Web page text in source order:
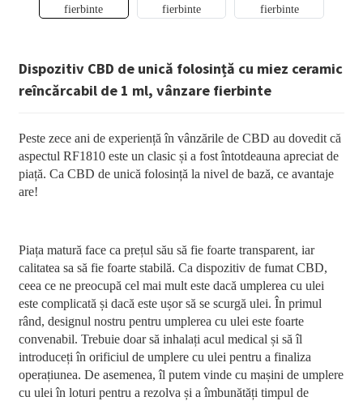
Dispozitiv CBD de unică folosință cu miez ceramic
reîncărcabil de 1 ml, vânzare fierbinte
Peste zece ani de experiență în vânzările de CBD au dovedit că
aspectul RF1810 este un clasic și a fost întotdeauna apreciat de
piață. Ca CBD de unică folosință la nivel de bază, ce avantaje
are!
Piața matură face ca prețul său să fie foarte transparent, iar
calitatea sa să fie foarte stabilă. Ca dispozitiv de fumat CBD,
ceea ce ne preocupă cel mai mult este dacă umplerea cu ulei
este complicată și dacă este ușor să se scurgă ulei. În primul
rând, designul nostru pentru umplerea cu ulei este foarte
convenabil. Trebuie doar să inhalați acul medical și să îl
introduceți în orificiul de umplere cu ulei pentru a finaliza
operațiunea. De asemenea, îl putem vinde cu mașini de umplere
cu ulei în loturi pentru a rezolva și a îmbunătăți timpul de